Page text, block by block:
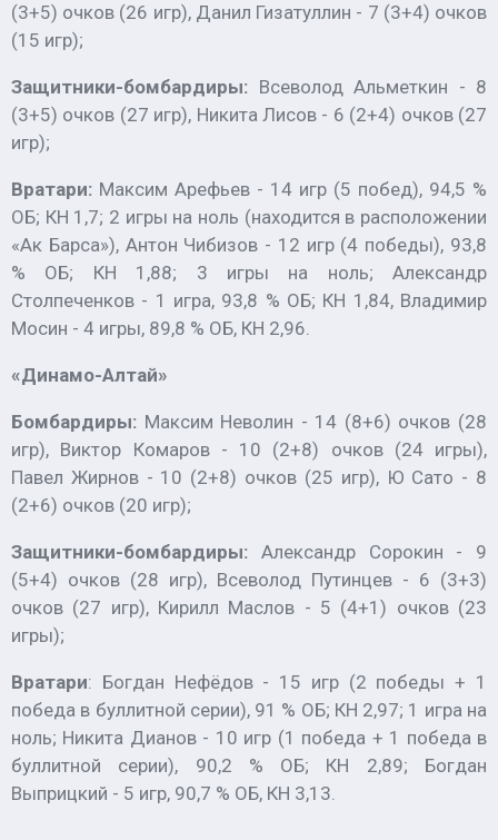
(3+5) очков (26 игр), Данил Гизатуллин - 7 (3+4) очков
(15 игр);
Защитники-бомбардиры: Всеволод Альметкин - 8
(3+5) очков (27 игр), Никита Лисов - 6 (2+4) очков (27
игр);
Вратари: Максим Арефьев - 14 игр (5 побед), 94,5 %
ОБ; КН 1,7; 2 игры на ноль (находится в расположении
«Ак Барса»), Антон Чибизов - 12 игр (4 победы), 93,8
% ОБ; КН 1,88; 3 игры на ноль; Александр
Столпеченков - 1 игра, 93,8 % ОБ; КН 1,84, Владимир
Мосин - 4 игры, 89,8 % ОБ, КН 2,96.
«Динамо-Алтай»
Бомбардиры: Максим Неволин - 14 (8+6) очков (28
игр), Виктор Комаров - 10 (2+8) очков (24 игры),
Павел Жирнов - 10 (2+8) очков (25 игр), Ю Сато - 8
(2+6) очков (20 игр);
Защитники-бомбардиры: Александр Сорокин - 9
(5+4) очков (28 игр), Всеволод Путинцев - 6 (3+3)
очков (27 игр), Кирилл Маслов - 5 (4+1) очков (23
игры);
Вратари: Богдан Нефёдов - 15 игр (2 победы + 1
победа в буллитной серии), 91 % ОБ; КН 2,97; 1 игра на
ноль; Никита Дианов - 10 игр (1 победа + 1 победа в
буллитной серии), 90,2 % ОБ; КН 2,89; Богдан
Выприцкий - 5 игр, 90,7 % ОБ, КН 3,13.